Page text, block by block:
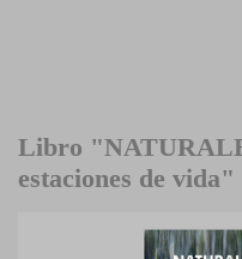
Libro
estaciones de vida"